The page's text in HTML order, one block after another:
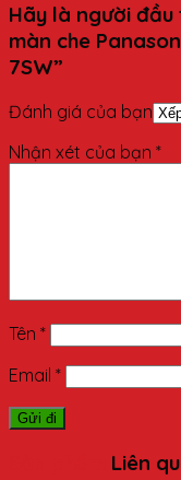
Hãy là người đầu
màn che
7SW”
Đánh giá của bạn
Nhận xét của bạn *
Tên *
Email *
Liên